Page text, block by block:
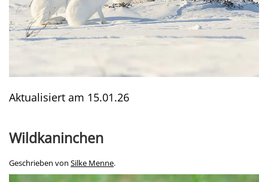
Aktualisiert am 15.01.26
Wildkaninchen
Geschrieben von Silke Menne.